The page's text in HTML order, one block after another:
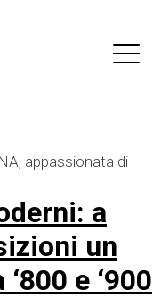
appassionata di
a
un
e ‘900